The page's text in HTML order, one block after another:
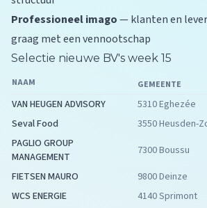
Professioneel imago— klanten en
graag met een vennootschap
Selectie nieuwe BV's week 15
NAAM GEMEENTE
VAN HEUGEN ADVISORY 5310 Eghezée
Seval Food
3550 Heusden-
PAGLIO GROUP
MANAGEMENT
7300 Boussu
FIETSEN MAURO
9800 Deinze
WCS ENERGIE
4140 Sprimont